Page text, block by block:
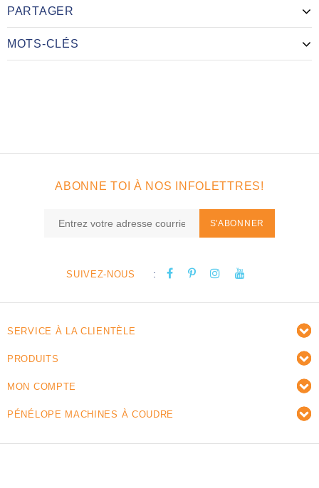
PARTAGER
MOTS-CLÉS
ABONNE TOI À NOS INFOLETTRES!
S'ABONNER
SUIVEZ-NOUS :
SERVICE À LA CLIENTÈLE
PRODUITS
MON COMPTE
PÉNÉLOPE MACHINES À COUDRE